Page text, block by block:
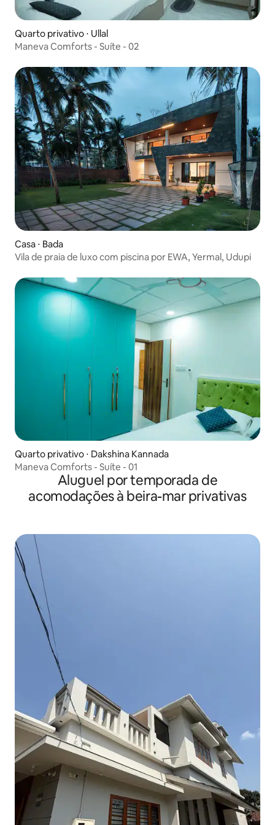
Quarto privativo ⋅ Ullal
Maneva Comforts - Suíte - 02
Casa ⋅ Bada
Vila de praia de luxo com piscina por EWA, Yermal, Udupi
Quarto privativo ⋅ Dakshina Kannada
Maneva Comforts - Suíte - 01
Aluguel por temporada de
acomodações à beira-mar privativas